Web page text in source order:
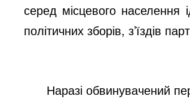
серед місцевого населення
політичних зборів, з’їздів
Наразі обвинувачений